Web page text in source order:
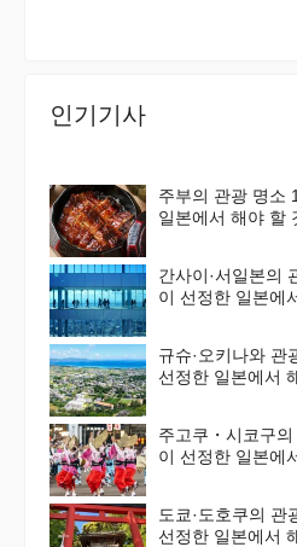
인기기사
주부의 관광 명소
일본에서 해야 할
간사이·서일본의
이 선정한 일본에
규슈·오키나와 관
선정한 일본에서
주고쿠・시코구
이 선정한 일본에
도쿄·도호쿠의 관
선정한 일본에서